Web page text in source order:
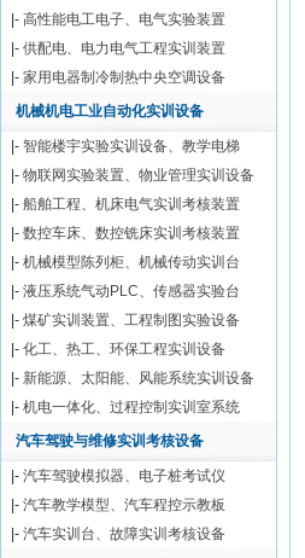
|- 高性能电工电子、电气实验装置
|- 供配电、电力电气工程实训装置
|- 家用电器制冷制热中央空调设备
机械机电工业自动化实训设备
|- 智能楼宇实验实训设备、教学电梯
|- 物联网实验装置、物业管理实训设备
|- 船舶工程、机床电气实训考核装置
|- 数控车床、数控铣床实训考核装置
|- 机械模型陈列柜、机械传动实训台
|- 液压系统气动PLC、传感器实验台
|- 煤矿实训装置、工程制图实验设备
|- 化工、热工、环保工程实训设备
|- 新能源、太阳能、风能系统实训设备
|- 机电一体化、过程控制实训室系统
汽车驾驶与维修实训考核设备
|- 汽车驾驶模拟器、电子桩考试仪
|- 汽车教学模型、汽车程控示教板
|- 汽车实训台、故障实训考核设备